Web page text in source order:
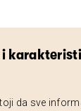
da sve